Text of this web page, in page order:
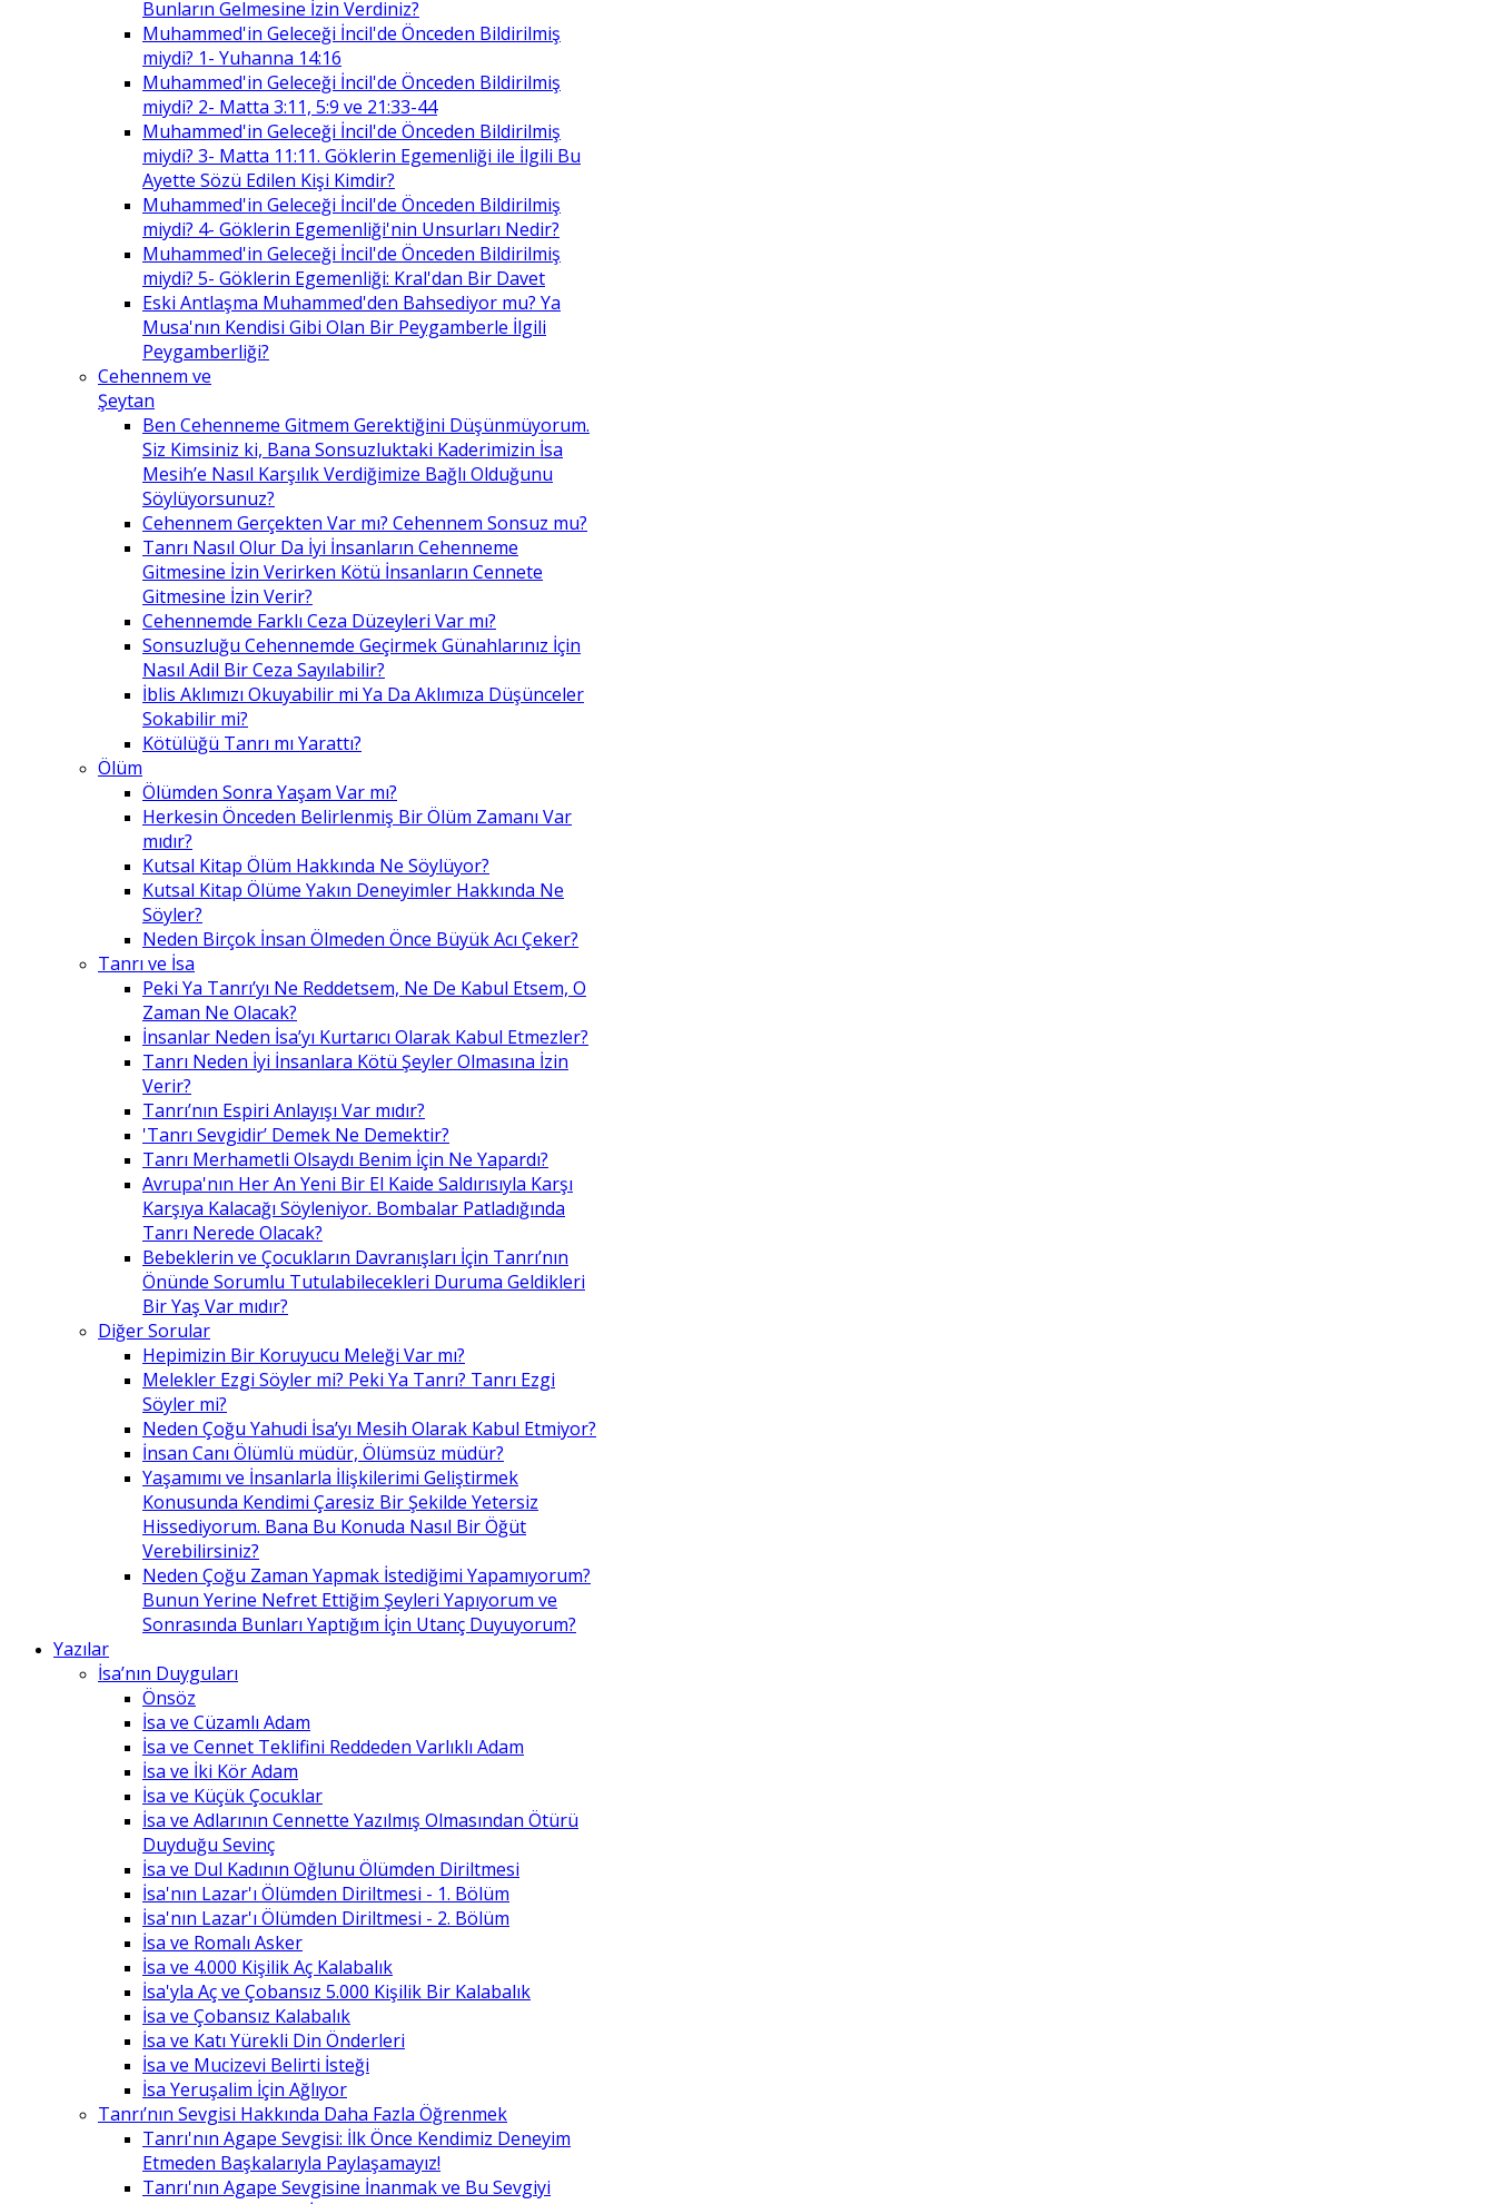
Bunların Gelmesine İzin Verdiniz?
Muhammed'in Geleceği İncil'de Önceden Bildirilmiş
miydi? 1- Yuhanna 14:16
Muhammed'in Geleceği İncil'de Önceden Bildirilmiş
miydi? 2- Matta 3:11, 5:9 ve 21:33-44
Muhammed'in Geleceği İncil'de Önceden Bildirilmiş
miydi? 3- Matta 11:11. Göklerin Egemenliği ile İlgili Bu
Ayette Sözü Edilen Kişi Kimdir?
Muhammed'in Geleceği İncil'de Önceden Bildirilmiş
miydi? 4- Göklerin Egemenliği'nin Unsurları Nedir?
Muhammed'in Geleceği İncil'de Önceden Bildirilmiş
miydi? 5- Göklerin Egemenliği: Kral'dan Bir Davet
Eski Antlaşma Muhammed'den Bahsediyor mu? Ya
Musa'nın Kendisi Gibi Olan Bir Peygamberle İlgili
Peygamberliği?
Cehennem ve
Şeytan
Ben Cehenneme Gitmem Gerektiğini Düşünmüyorum.
Siz Kimsiniz ki, Bana Sonsuzluktaki Kaderimizin İsa
Mesih’e Nasıl Karşılık Verdiğimize Bağlı Olduğunu
Söylüyorsunuz?
Cehennem Gerçekten Var mı? Cehennem Sonsuz mu?
Tanrı Nasıl Olur Da İyi İnsanların Cehenneme
Gitmesine İzin Verirken Kötü İnsanların Cennete
Gitmesine İzin Verir?
Cehennemde Farklı Ceza Düzeyleri Var mı?
Sonsuzluğu Cehennemde Geçirmek Günahlarınız İçin
Nasıl Adil Bir Ceza Sayılabilir?
İblis Aklımızı Okuyabilir mi Ya Da Aklımıza Düşünceler
Sokabilir mi?
Kötülüğü Tanrı mı Yarattı?
Ölüm
Ölümden Sonra Yaşam Var mı?
Herkesin Önceden Belirlenmiş Bir Ölüm Zamanı Var
mıdır?
Kutsal Kitap Ölüm Hakkında Ne Söylüyor?
Kutsal Kitap Ölüme Yakın Deneyimler Hakkında Ne
Söyler?
Neden Birçok İnsan Ölmeden Önce Büyük Acı Çeker?
Tanrı ve İsa
Peki Ya Tanrı’yı Ne Reddetsem, Ne De Kabul Etsem, O
Zaman Ne Olacak?
İnsanlar Neden İsa’yı Kurtarıcı Olarak Kabul Etmezler?
Tanrı Neden İyi İnsanlara Kötü Şeyler Olmasına İzin
Verir?
Tanrı’nın Espiri Anlayışı Var mıdır?
'Tanrı Sevgidir’ Demek Ne Demektir?
Tanrı Merhametli Olsaydı Benim İçin Ne Yapardı?
Avrupa'nın Her An Yeni Bir El Kaide Saldırısıyla Karşı
Karşıya Kalacağı Söyleniyor. Bombalar Patladığında
Tanrı Nerede Olacak?
Bebeklerin ve Çocukların Davranışları İçin Tanrı’nın
Önünde Sorumlu Tutulabilecekleri Duruma Geldikleri
Bir Yaş Var mıdır?
Diğer Sorular
Hepimizin Bir Koruyucu Meleği Var mı?
Melekler Ezgi Söyler mi? Peki Ya Tanrı? Tanrı Ezgi
Söyler mi?
Neden Çoğu Yahudi İsa’yı Mesih Olarak Kabul Etmiyor?
İnsan Canı Ölümlü müdür, Ölümsüz müdür?
Yaşamımı ve İnsanlarla İlişkilerimi Geliştirmek
Konusunda Kendimi Çaresiz Bir Şekilde Yetersiz
Hissediyorum. Bana Bu Konuda Nasıl Bir Öğüt
Verebilirsiniz?
Neden Çoğu Zaman Yapmak İstediğimi Yapamıyorum?
Bunun Yerine Nefret Ettiğim Şeyleri Yapıyorum ve
Sonrasında Bunları Yaptığım İçin Utanç Duyuyorum?
Yazılar
İsa’nın Duyguları
Önsöz
İsa ve Cüzamlı Adam
İsa ve Cennet Teklifini Reddeden Varlıklı Adam
İsa ve İki Kör Adam
İsa ve Küçük Çocuklar
İsa ve Adlarının Cennette Yazılmış Olmasından Ötürü
Duyduğu Sevinç
İsa ve Dul Kadının Oğlunu Ölümden Diriltmesi
İsa'nın Lazar'ı Ölümden Diriltmesi - 1. Bölüm
İsa'nın Lazar'ı Ölümden Diriltmesi - 2. Bölüm
İsa ve Romalı Asker
İsa ve 4.000 Kişilik Aç Kalabalık
İsa'yla Aç ve Çobansız 5.000 Kişilik Bir Kalabalık
İsa ve Çobansız Kalabalık
İsa ve Katı Yürekli Din Önderleri
İsa ve Mucizevi Belirti İsteği
İsa Yeruşalim İçin Ağlıyor
Tanrı’nın Sevgisi Hakkında Daha Fazla Öğrenmek
Tanrı'nın Agape Sevgisi: İlk Önce Kendimiz Deneyim
Etmeden Başkalarıyla Paylaşamayız!
Tanrı'nın Agape Sevgisine İnanmak ve Bu Sevgiyi